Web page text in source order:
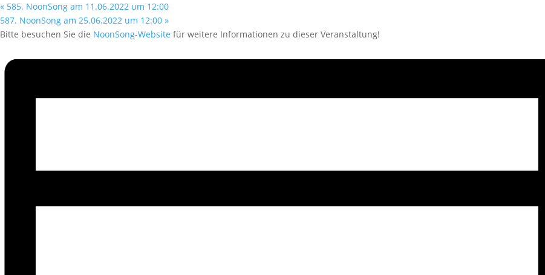
« 585. NoonSong am 11.06.2022 um 12:00
587. NoonSong am 25.06.2022 um 12:00 »
Bitte besuchen Sie die NoonSong-Website für weitere Informationen zu dieser Veranstaltung!